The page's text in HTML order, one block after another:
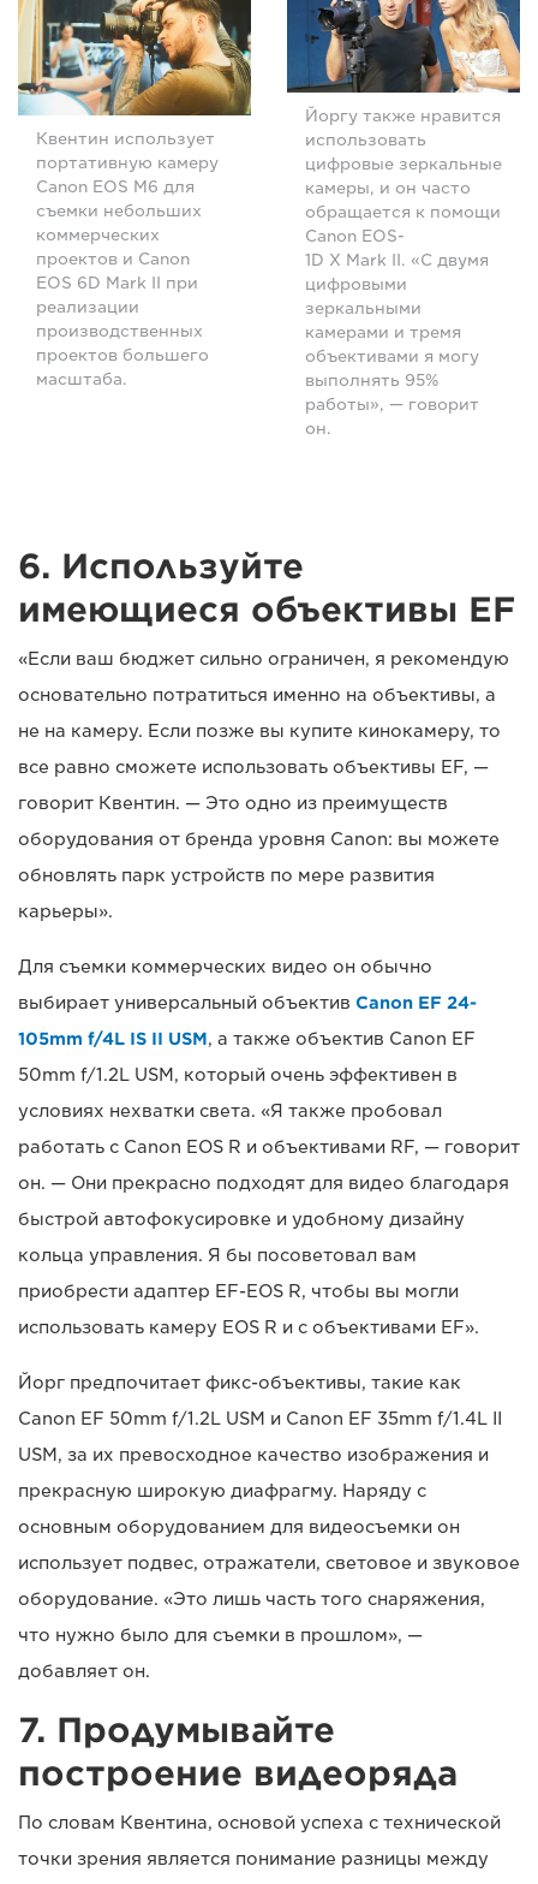
Квентин использует
портативную камеру
Canon EOS M6 для
съемки небольших
коммерческих
проектов и Canon
EOS 6D Mark II при
реализации
производственных
проектов большего
масштаба.
Йоргу также нравится
использовать
цифровые зеркальные
камеры, и он часто
обращается к помощи
Canon EOS-
1D X Mark II. «С двумя
цифровыми
зеркальными
камерами и тремя
объективами я могу
выполнять 95%
работы», — говорит
он.
6. Используйте
имеющиеся объективы EF
«Если ваш бюджет сильно ограничен, я рекомендую
основательно потратиться именно на объективы, а
не на камеру. Если позже вы купите кинокамеру, то
все равно сможете использовать объективы EF, —
говорит Квентин. — Это одно из преимуществ
оборудования от бренда уровня Canon: вы можете
обновлять парк устройств по мере развития
карьеры».
Для съемки коммерческих видео он обычно
выбирает универсальный объектив Canon EF 24-
105mm f/4L IS II USM, а также объектив Canon EF
50mm f/1.2L USM, который очень эффективен в
условиях нехватки света. «Я также пробовал
работать с Canon EOS R и объективами RF, — говорит
он. — Они прекрасно подходят для видео благодаря
быстрой автофокусировке и удобному дизайну
кольца управления. Я бы посоветовал вам
приобрести адаптер EF-EOS R, чтобы вы могли
использовать камеру EOS R и с объективами EF».
Йорг предпочитает фикс-объективы, такие как
Canon EF 50mm f/1.2L USM и Canon EF 35mm f/1.4L II
USM, за их превосходное качество изображения и
прекрасную широкую диафрагму. Наряду с
основным оборудованием для видеосъемки он
использует подвес, отражатели, световое и звуковое
оборудование. «Это лишь часть того снаряжения,
что нужно было для съемки в прошлом», —
добавляет он.
7. Продумывайте
построение видеоряда
По словам Квентина, основой успеха с технической
точки зрения является понимание разницы между